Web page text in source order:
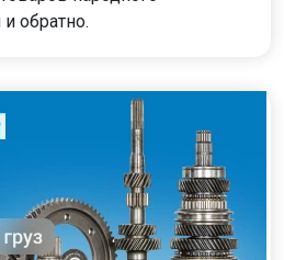
обратно.